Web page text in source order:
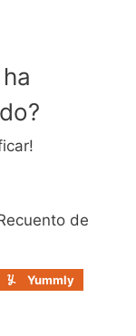
de
Yummly